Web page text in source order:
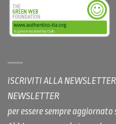
ISCRIVITI ALLA
NEWSLETTER
per essere sempre